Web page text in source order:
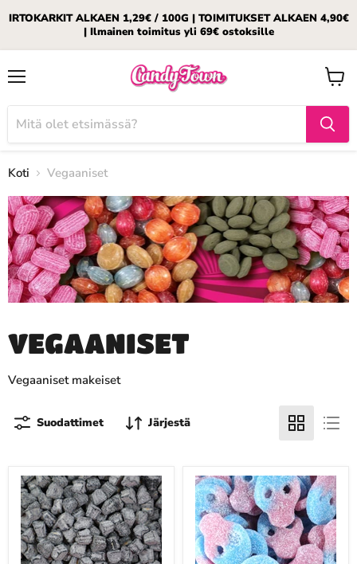
IRTOKARKIT ALKAEN 1,29€ / 100G | TOIMITUKSET ALKAEN 4,90€
| Ilmainen toimitus yli 69€ ostoksille
Katso
Koti Vegaaniset
VEGAANISET
Vegaaniset makeiset
Suodattimet Järjestä